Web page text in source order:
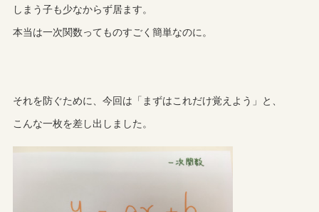
しまう子も少なからず居ます。
本当は一次関数ってものすごく簡単なのに。
それを防ぐために、今回は「まずはこれだけ覚えよう」と、
こんな一枚を差し出しました。